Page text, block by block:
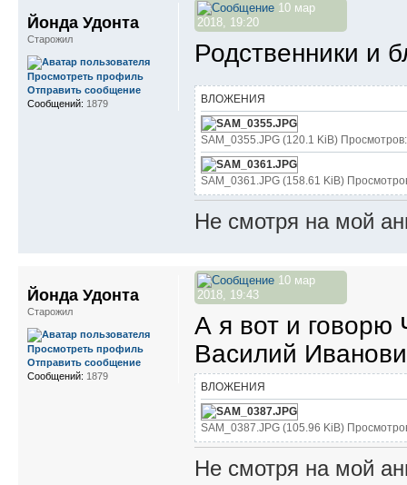
10 мар
2018, 19:20
Родственники и
ВЛОЖЕНИЯ
SAM_0355.JPG (120.1 KiB)
SAM_0361.JPG (158.61 KiB)
Не смотря на мой
Йонда Удонта
Старожил
Просмотреть профиль
Отправить сообщение
Сообщений: 1879
10 мар
2018, 19:43
А я вот и говорю
Василий
ВЛОЖЕНИЯ
SAM_0387.JPG (105.96 KiB)
Не смотря на мой
Йонда Удонта
Старожил
Просмотреть профиль
Отправить сообщение
Сообщений: 1879